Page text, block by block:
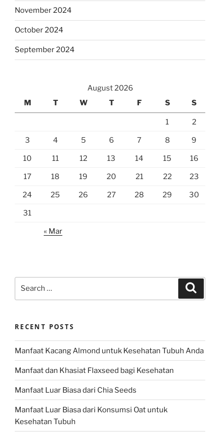
November 2024
October 2024
September 2024
August 2026
M
T W T F S S
1 2
3 4 5 6 7 8 9
10 11 12 13 14 15 16
17 18 19 20 21 22 23
24 25 26 27 28 29 30
31
« Mar
RECENT POSTS
Manfaat Kacang Almond untuk Kesehatan Tubuh Anda
Manfaat dan Khasiat Flaxseed bagi Kesehatan
Manfaat Luar Biasa dari Chia Seeds
Manfaat Luar Biasa dari Konsumsi Oat untuk
Kesehatan Tubuh